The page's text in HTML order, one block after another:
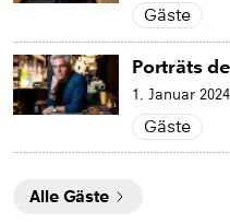
Gäste
Porträts
1. Januar 2024
Gäste
Alle Gäste